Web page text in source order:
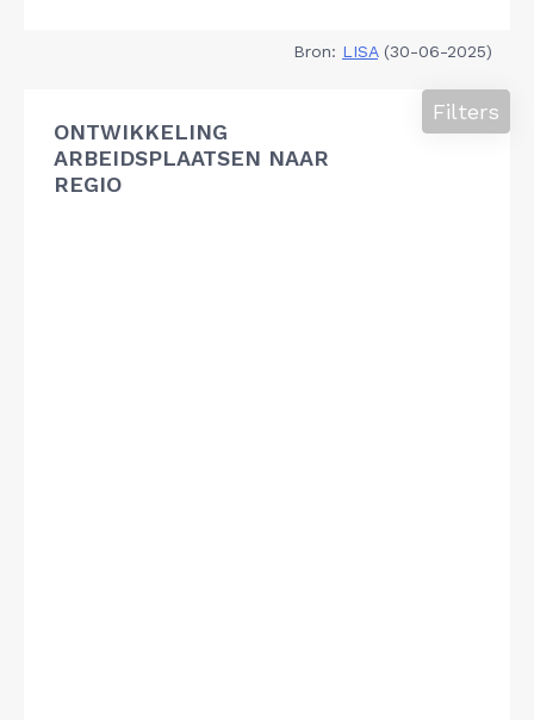
Bron: LISA(30-06-2025)
ONTWIKKELING
ARBEIDSPLAATSEN NAAR
REGIO
Filters